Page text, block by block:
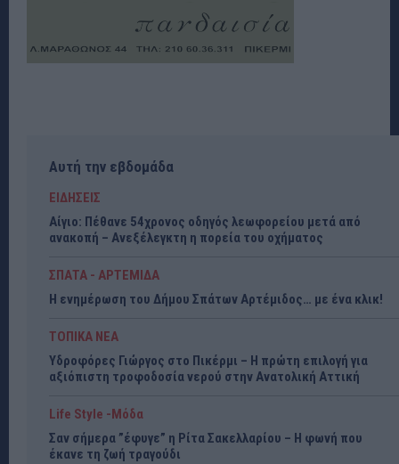
Αυτή την εβδομάδα
ΕΙΔΗΣΕΙΣ
Αίγιο: Πέθανε 54χρονος οδηγός λεωφορείου μετά από
ανακοπή – Ανεξέλεγκτη η πορεία του οχήματος
ΣΠΑΤΑ - ΑΡΤΕΜΙΔΑ
Η ενημέρωση του Δήμου Σπάτων Αρτέμιδος… με ένα κλικ!
ΤΟΠΙΚΑ ΝΕΑ
Υδροφόρες Γιώργος στο Πικέρμι – Η πρώτη επιλογή για
αξιόπιστη τροφοδοσία νερού στην Ανατολική Αττική
Life Style -Μόδα
Σαν σήμερα ”έφυγε” η Ρίτα Σακελλαρίου – Η φωνή που
έκανε τη ζωή τραγούδι